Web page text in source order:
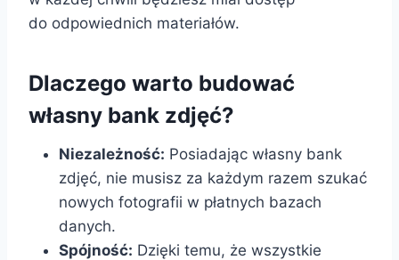
do odpowiednich materiałów.
Dlaczego warto budować
własny bank zdjęć?
Niezależność: Posiadając własny bank
zdjęć, nie musisz za każdym razem szukać
nowych fotografii w płatnych bazach
danych.
Spójność: Dzięki temu, że wszystkie